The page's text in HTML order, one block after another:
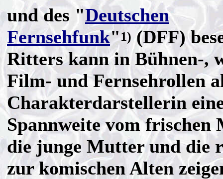
und des "Deutschen
Fernsehfunk"1) (DFF)
Ritters kann in Bühnen-,
Film- und Fernsehrollen
Charakterdarstellerin
Spannweite vom frischen
die junge Mutter und die
zur komischen Alten